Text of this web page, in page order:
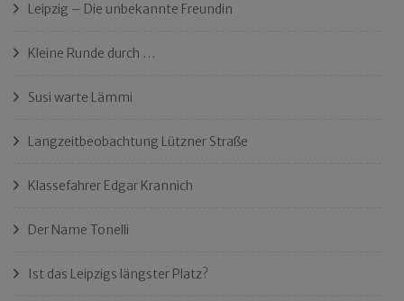
Leipzig – Die unbekannte Freundin
Kleine Runde durch …
Susi warte Lämmi
Langzeitbeobachtung Lützner Straße
Klassefahrer Edgar Krannich
Der Name Tonelli
Ist das Leipzigs längster Platz?